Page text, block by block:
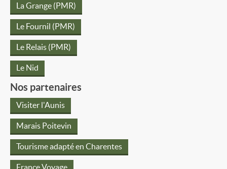
La Grange (PMR)
Le Fournil (PMR)
Le Relais (PMR)
Le Nid
Nos partenaires
Visiter l'Aunis
Marais Poitevin
Tourisme adapté en Charentes
France Voyage